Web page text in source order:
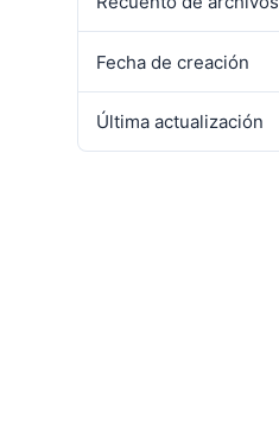
Fecha de creación
Última actualización